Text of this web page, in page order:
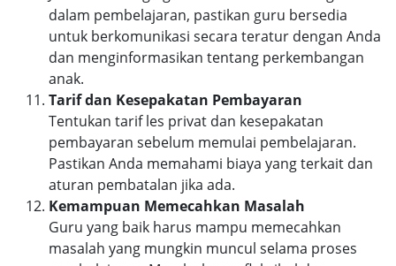
dalam pembelajaran, pastikan guru bersedia
untuk berkomunikasi secara teratur dengan Anda
dan menginformasikan tentang perkembangan
anak.
Tarif dan Kesepakatan Pembayaran
Tentukan tarif les privat dan kesepakatan
pembayaran sebelum memulai pembelajaran.
Pastikan Anda memahami biaya yang terkait dan
aturan pembatalan jika ada.
Kemampuan Memecahkan Masalah
Guru yang baik harus mampu memecahkan
masalah yang mungkin muncul selama proses